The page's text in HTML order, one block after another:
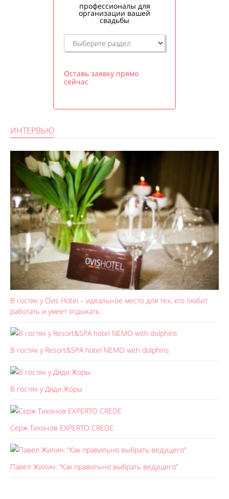
профессионалы для
организации вашей
свадьбы
Оставь заявку прямо
сейчас
ИНТЕРВЬЮ
В гостях у Ovis Hotel – идеальное место для тех, кто любит
работать и умеет отдыхать
В гостях у Resort&SPA hotel NEMO with dolphins
В гостях у Дяди Жоры
Серж Тихонов EXPERTO CREDE
Павел Жилин: “Как правильно выбрать ведущего”